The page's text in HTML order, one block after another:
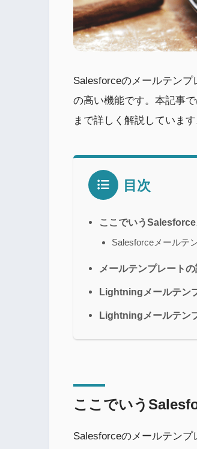
Salesforceのメールテン
の高い機能です。本記事
まで詳しく解説しています
目次
ここでいう
Salesforceメールテ
メールテンプレート
Lightningメールテン
Lightningメールテン
ここでいう
Salesforceのメールテン